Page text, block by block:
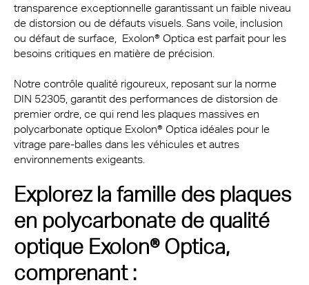
transparence exceptionnelle garantissant un faible niveau
de distorsion ou de défauts visuels. Sans voile, inclusion
ou défaut de surface, Exolon® Optica est parfait pour les
besoins critiques en matière de précision.
Notre contrôle qualité rigoureux, reposant sur la norme
DIN 52305, garantit des performances de distorsion de
premier ordre, ce qui rend les plaques massives en
polycarbonate optique Exolon® Optica idéales pour le
vitrage pare-balles dans les véhicules et autres
environnements exigeants.
Explorez la famille des plaques
en polycarbonate de qualité
optique Exolon® Optica,
comprenant :